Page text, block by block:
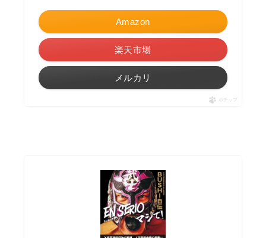
Amazon
楽天市場
メルカリ
ポチップ